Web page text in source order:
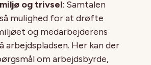
og trivsel: Samtalen
mulighed for at drøfte
og medarbejderens
arbejdspladsen. Her kan der
om arbejdsbyrde,